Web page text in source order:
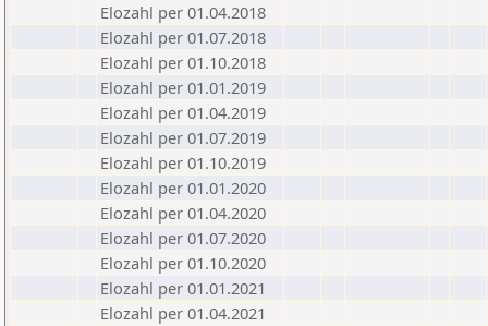
Elozahl per 01.04.2018
Elozahl per 01.07.2018
Elozahl per 01.10.2018
Elozahl per 01.01.2019
Elozahl per 01.04.2019
Elozahl per 01.07.2019
Elozahl per 01.10.2019
Elozahl per 01.01.2020
Elozahl per 01.04.2020
Elozahl per 01.07.2020
Elozahl per 01.10.2020
Elozahl per 01.01.2021
Elozahl per 01.04.2021